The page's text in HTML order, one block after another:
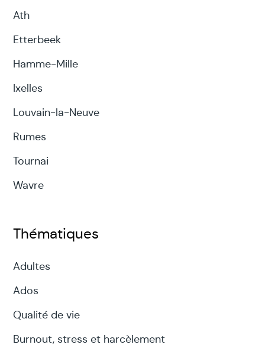
Ath
Etterbeek
Hamme-Mille
Ixelles
Louvain-la-Neuve
Rumes
Tournai
Wavre
Thématiques
Adultes
Ados
Qualité de vie
Burnout, stress et harcèlement